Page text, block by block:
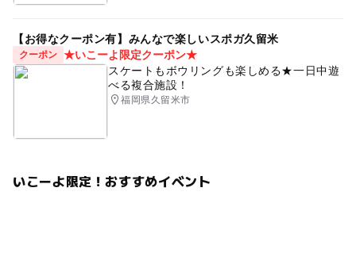
【お得なクーポン有】みんなで楽しいスポガ久留米
クーポン ★いこーよ限定クーポン★
スケートもボウリングも楽しめる★一日中遊
べる複合施設！
福岡県久留米市
いこーよ限定！おすすめイベント